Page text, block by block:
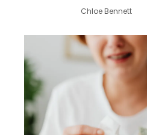
Chloe Bennett